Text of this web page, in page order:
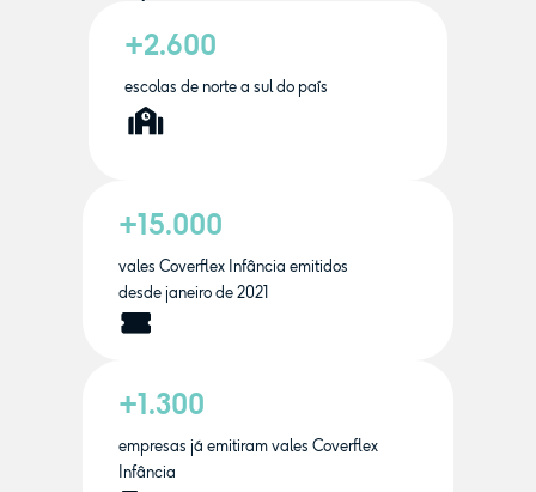
+2.600
escolas de norte a sul do país
+15.000
vales Coverflex Infância emitidos
desde janeiro de 2021
+1.300
empresas já emitiram vales Coverflex
Infância